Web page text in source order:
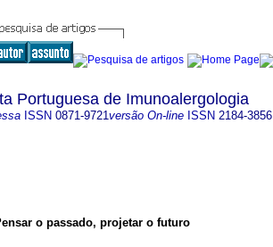
Portuguesa de Imunoalergologia
ISSN 0871-9721versão On-line ISSN 2184-3856
o passado, projetar o futuro